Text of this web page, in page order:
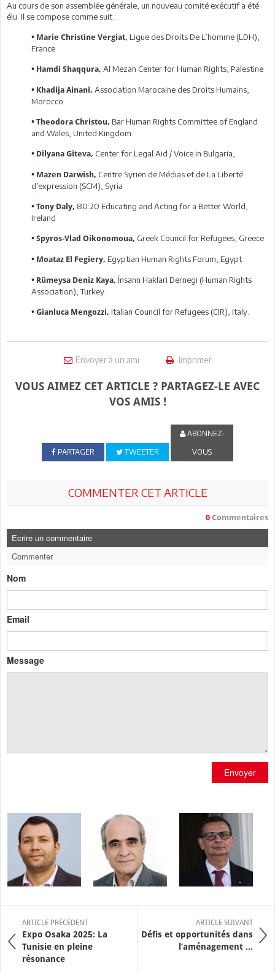
Au cours de son assemblée générale, un nouveau comité exécutif a été
élu. Il se compose comme suit :
• Marie Christine Vergiat, Ligue des Droits De L’homme (LDH),
France
• Hamdi Shaqqura, Al Mezan Center for Human Rights, Palestine
• Khadija Ainani, Association Marocaine des Droits Humains,
Morocco
• Theodora Christou, Bar Human Rights Committee of England
and Wales, United Kingdom
• Dilyana Giteva, Center for Legal Aid / Voice in Bulgaria,
• Mazen Darwish, Centre Syrien de Médias et de La Liberté
d’expression (SCM), Syria
• Tony Daly, 80:20 Educating and Acting for a Better World,
Ireland
• Spyros-Vlad Oikonomoua, Greek Council for Refugees, Greece
• Moataz El Fegiery, Egyptian Human Rights Forum, Egypt
• Rümeysa Deniz Kaya, İnsann Haklari Dernegi (Human Rights
Association), Turkey
• Gianluca Mengozzi, Italian Council for Refugees (CIR), Italy.
Envoyer à un ami Imprimer
VOUS AIMEZ CET ARTICLE ? PARTAGEZ-LE AVEC
VOS AMIS !
PARTAGER TWEETER
ABONNEZ-
VOUS
COMMENTER CET ARTICLE
0 Commentaires
Ecrire un commentaire
Commenter
Nom
Email
Message
Envoyer
ARTICLE PRÉCÉDENT
Expo Osaka 2025: La
Tunisie en pleine
résonance
ARTICLE SUIVANT
Défis et opportunités dans
l’aménagement ...